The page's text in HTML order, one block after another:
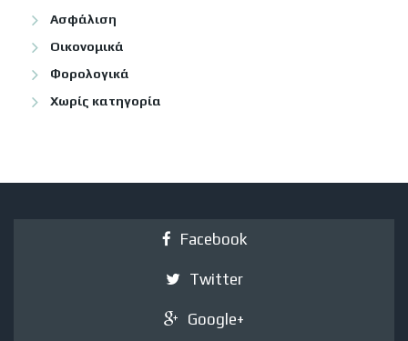
Ασφάλιση
Οικονομικά
Φορολογικά
Χωρίς κατηγορία
Facebook
Twitter
Google+